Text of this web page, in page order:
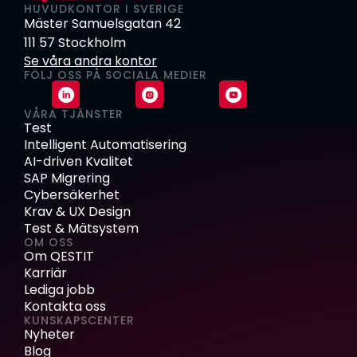
HUVUDKONTOR I SVERIGE
Mäster Samuelsgatan 42
111 57 Stockholm
Se våra andra kontor
FÖLJ OSS PÅ SOCIALA MEDIER
VÅRA TJÄNSTER
Test
Intelligent Automatisering
AI-driven Kvalitet
SAP Migrering
Cybersäkerhet
Krav & UX Design
Test & Mätsystem
OM OSS
Om QESTIT
Karriär
Lediga jobb
Kontakta oss
KUNSKAPSCENTER
Nyheter
Blog